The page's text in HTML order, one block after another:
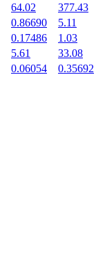
64.02 377.43
0.86690 5.11
0.17486 1.03
5.61 33.08
0.06054 0.35692